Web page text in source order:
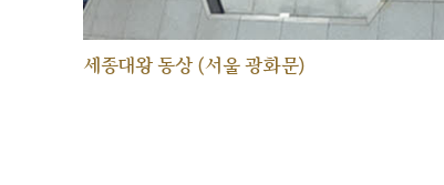
세종대왕 동상 (서울 광화문)